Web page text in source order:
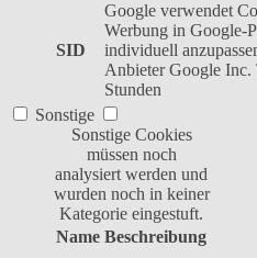
SID
Google verwendet
Werbung in Google-
individuell
Anbieter Google Inc.
Stunden
Sonstige
Sonstige Cookies
müssen noch
analysiert werden und
wurden noch in keiner
Kategorie eingestuft.
Name Beschreibung